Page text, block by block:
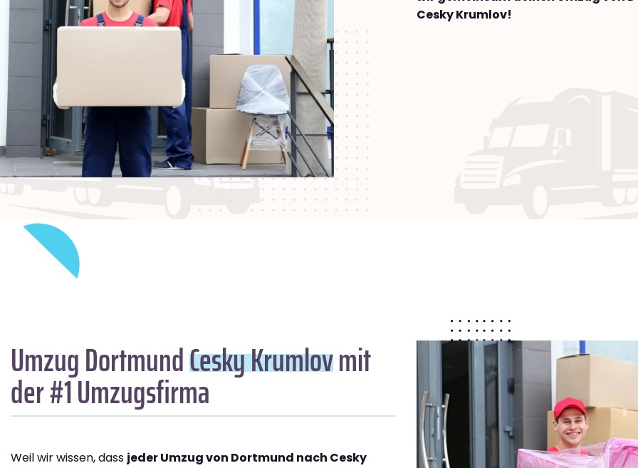
Cesky Krumlov!
Umzug DortmundCesky Krumlovmit
der #1 Umzugsfirma
Weil wir wissen, dass jeder Umzug von Dortmund nach Cesky